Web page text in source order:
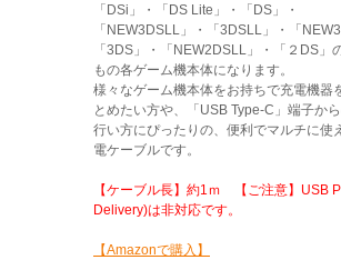
「DSi」・「DS Lite」・「DS」・
「NEW3DSLL」・「3DSLL」・「
「3DS」・「NEW2DSLL」・「２DS」
もの各ゲーム機本体になります。
様々なゲーム機本体をお持ちで充電機器
とめたい方や、「USB Type-C」端子か
行い方にぴったりの、便利でマルチに使
電ケーブルです。
【ケーブル長】約1ｍ 【ご注意】USB
Delivery)は非対応です。
【Amazonで購入】